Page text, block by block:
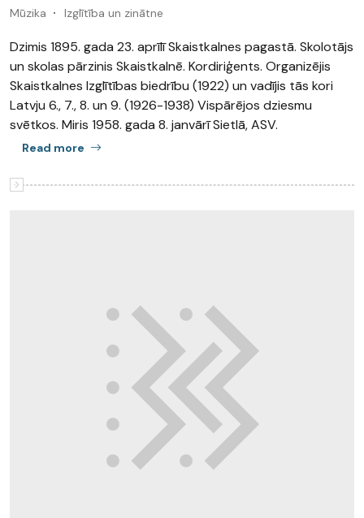
Mūzika
Izglītība un zinātne
Dzimis 1895. gada 23. aprīlī Skaistkalnes pagastā. Skolotājs
un skolas pārzinis Skaistkalnē. Kordiriģents. Organizējis
Skaistkalnes Izglītības biedrību (1922) un vadījis tās kori
Latvju 6., 7., 8. un 9. (1926-1938) Vispārējos dziesmu
svētkos. Miris 1958. gada 8. janvārī Sietlā, ASV.
Read more